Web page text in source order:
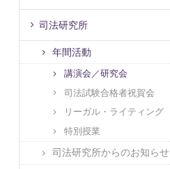
司法研究所
年間活動
講演会／研究会
司法試験合格者祝賀会
リーガル・ライティング
特別授業
司法研究所からのお知らせ